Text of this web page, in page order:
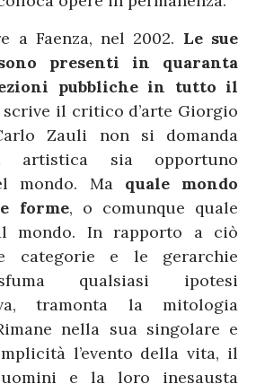
a Faenza, nel 2002. Le sue
presenti in quaranta
pubbliche in tutto il
il critico d’arte Giorgio
Zauli non si domanda
artistica sia opportuno
mondo. Ma quale mondo
forme, o comunque quale
mondo. In rapporto a ciò
categorie e le gerarchie
qualsiasi ipotesi
tramonta la mitologia
nella sua singolare e
l’evento della vita, il
e la loro inesausta